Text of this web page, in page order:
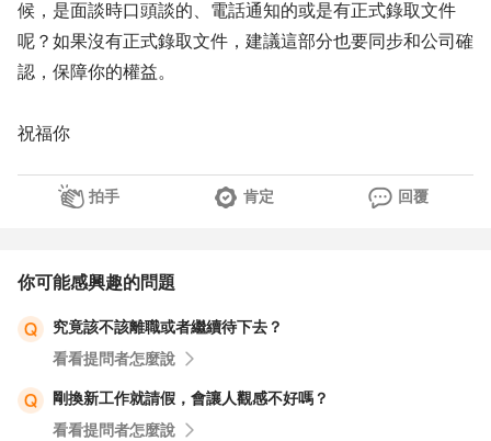
候，是面談時口頭談的、電話通知的或是有正式錄取文件
呢？如果沒有正式錄取文件，建議這部分也要同步和公司確
認，保障你的權益。
祝福你
拍手 肯定 回覆
你可能感興趣的問題
究竟該不該離職或者繼續待下去？
看看提問者怎麼說
剛換新工作就請假，會讓人觀感不好嗎？
看看提問者怎麼說